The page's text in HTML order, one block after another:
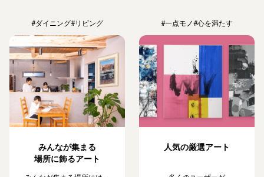
#ダイニング#リビング
みんなが集まる
場所に飾るアート
#一点モノ#心を満たす
人気の厳選アート